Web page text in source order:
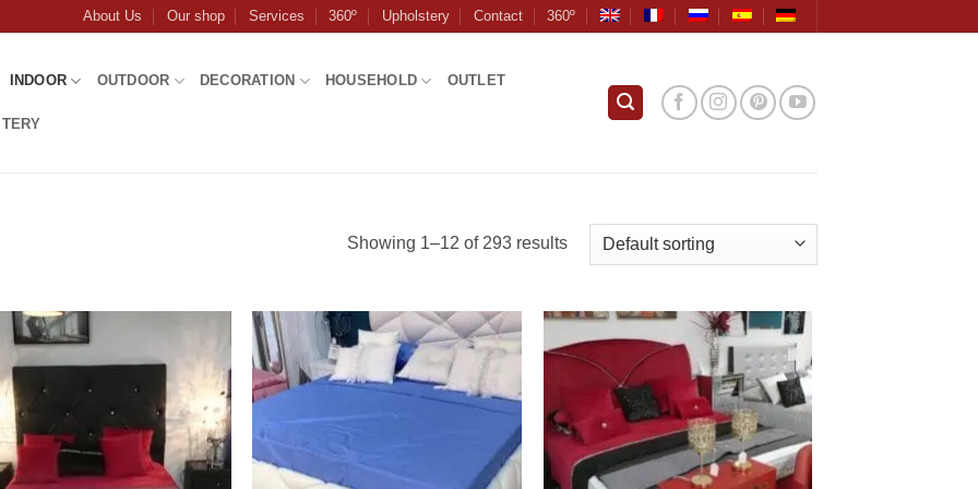
About Us Our shop Services 360º Upholstery Contact 360º
INDOOR OUTDOOR DECORATION HOUSEHOLD OUTLET
Showing 1–12 of 293 results